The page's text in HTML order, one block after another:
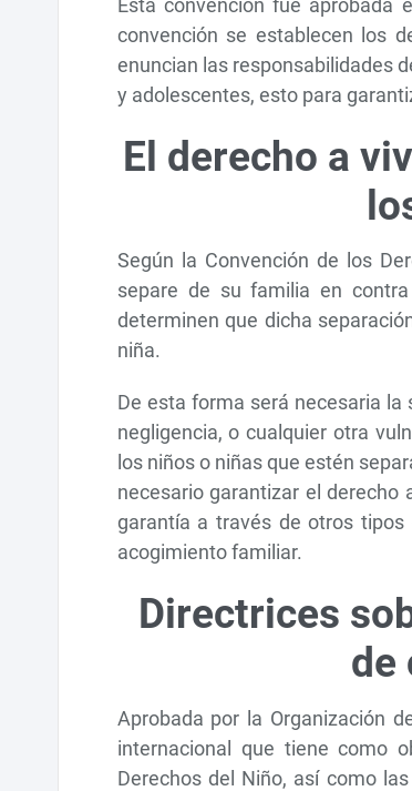
Esta convención fue aprobada
convención se establecen los
enuncian las responsabilidades
y adolescentes, esto para
El derecho a
Según la Convención de los
separe de su familia en
determinen que dicha
niña.
De esta forma será necesaria
negligencia, o cualquier otra
los niños o niñas que estén
necesario garantizar el derecho
garantía a través de otros
acogimiento familiar.
Directrices
de
Aprobada por la Organización
internacional que tiene como
Derechos del Niño, así como